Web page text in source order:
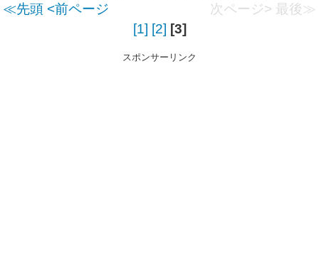
≪先頭 <前ページ 次ページ> 最後≫
[1] [2] [3]
スポンサーリンク